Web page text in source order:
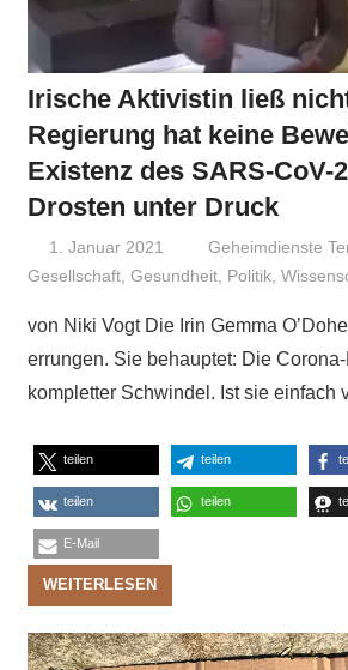
Irische Aktivistin ließ
Regierung hat keine
Existenz des SARS-CoV-
Drosten unter Druck
1. Januar 2021 Niki Vogt
Geheimdienste
Gesellschaft, Gesundheit, Politik,
von Niki Vogt Die Irin Gemma
errungen. Sie behauptet: Die
kompletter Schwindel. Ist sie einfach
teilen teilen
teilen teilen
E-Mail
WEITERLESEN